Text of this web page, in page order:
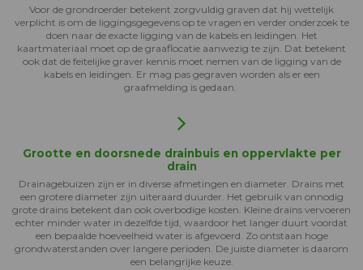
Voor de grondroerder betekent zorgvuldig graven dat hij wettelijk
verplicht is om de liggingsgegevens op te vragen en verder onderzoek te
doen naar de exacte ligging van de kabels en leidingen. Het
kaartmateriaal moet op de graaflocatie aanwezig te zijn. Dat betekent
ook dat de feitelijke graver kennis moet nemen van de ligging van de
kabels en leidingen. Er mag pas gegraven worden als er een
graafmelding is gedaan.
Grootte en doorsnede drainbuis en oppervlakte per
drain
Drainagebuizen zijn er in diverse afmetingen en diameter. Drains met
een grotere diameter zijn uiteraard duurder. Het gebruik van onnodig
grote drains betekent dan ook overbodige kosten. Kleine drains vervoeren
echter minder water in dezelfde tijd, waardoor het langer duurt voordat
een bepaalde hoeveelheid water is afgevoerd. Zo ontstaan hoge
grondwaterstanden over langere perioden. De juiste diameter is daarom
een belangrijke keuze.